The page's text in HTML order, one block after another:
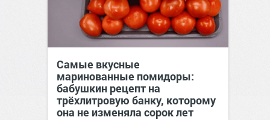
Самые вкусные
маринованные помидоры:
бабушкин рецепт на
трёхлитровую банку, которому
она не изменяла сорок лет